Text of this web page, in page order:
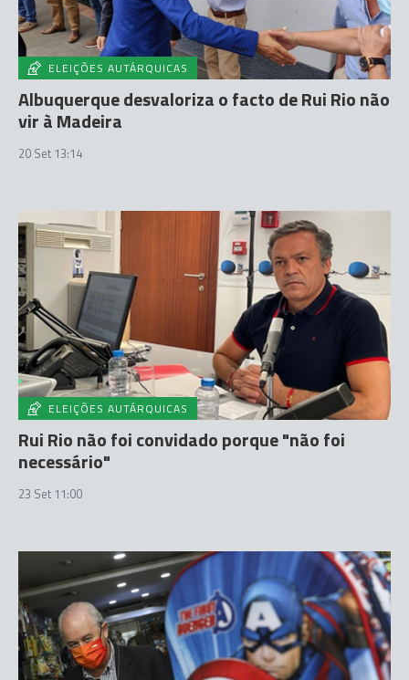
ELEIÇÕES AUTÁRQUICAS
Albuquerque desvaloriza o facto de Rui Rio não
vir à Madeira
20 Set 13:14
ELEIÇÕES AUTÁRQUICAS
Rui Rio não foi convidado porque "não foi
necessário"
23 Set 11:00